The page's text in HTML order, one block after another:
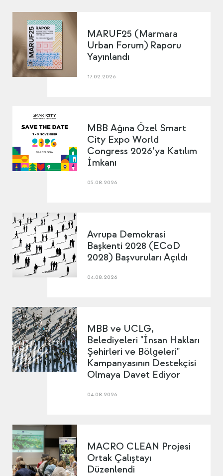
MARUF25 (Marmara
Urban Forum) Raporu
Yayınlandı
17.02.2026
MBB Ağına Özel Smart
City Expo World
Congress 2026’ya Katılım
İmkanı
05.08.2026
Avrupa Demokrasi
Başkenti 2028 (ECoD
2028) Başvuruları Açıldı
04.08.2026
MBB ve UCLG,
Belediyeleri "İnsan Hakları
Şehirleri ve Bölgeleri"
Kampanyasının Destekçisi
Olmaya Davet Ediyor
04.08.2026
MACRO CLEAN Projesi
Ortak Çalıştayı
Düzenlendi